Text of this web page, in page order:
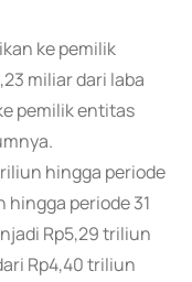
ke pemilik
miliar dari laba
pemilik entitas
hingga periode
hingga periode 31
Rp5,29 triliun
Rp4,40 triliun